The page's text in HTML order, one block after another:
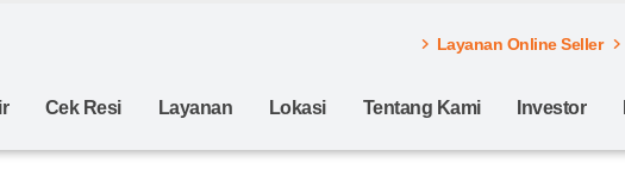
Layanan Online Seller
Cek Resi Layanan Lokasi Tentang Kami Investor